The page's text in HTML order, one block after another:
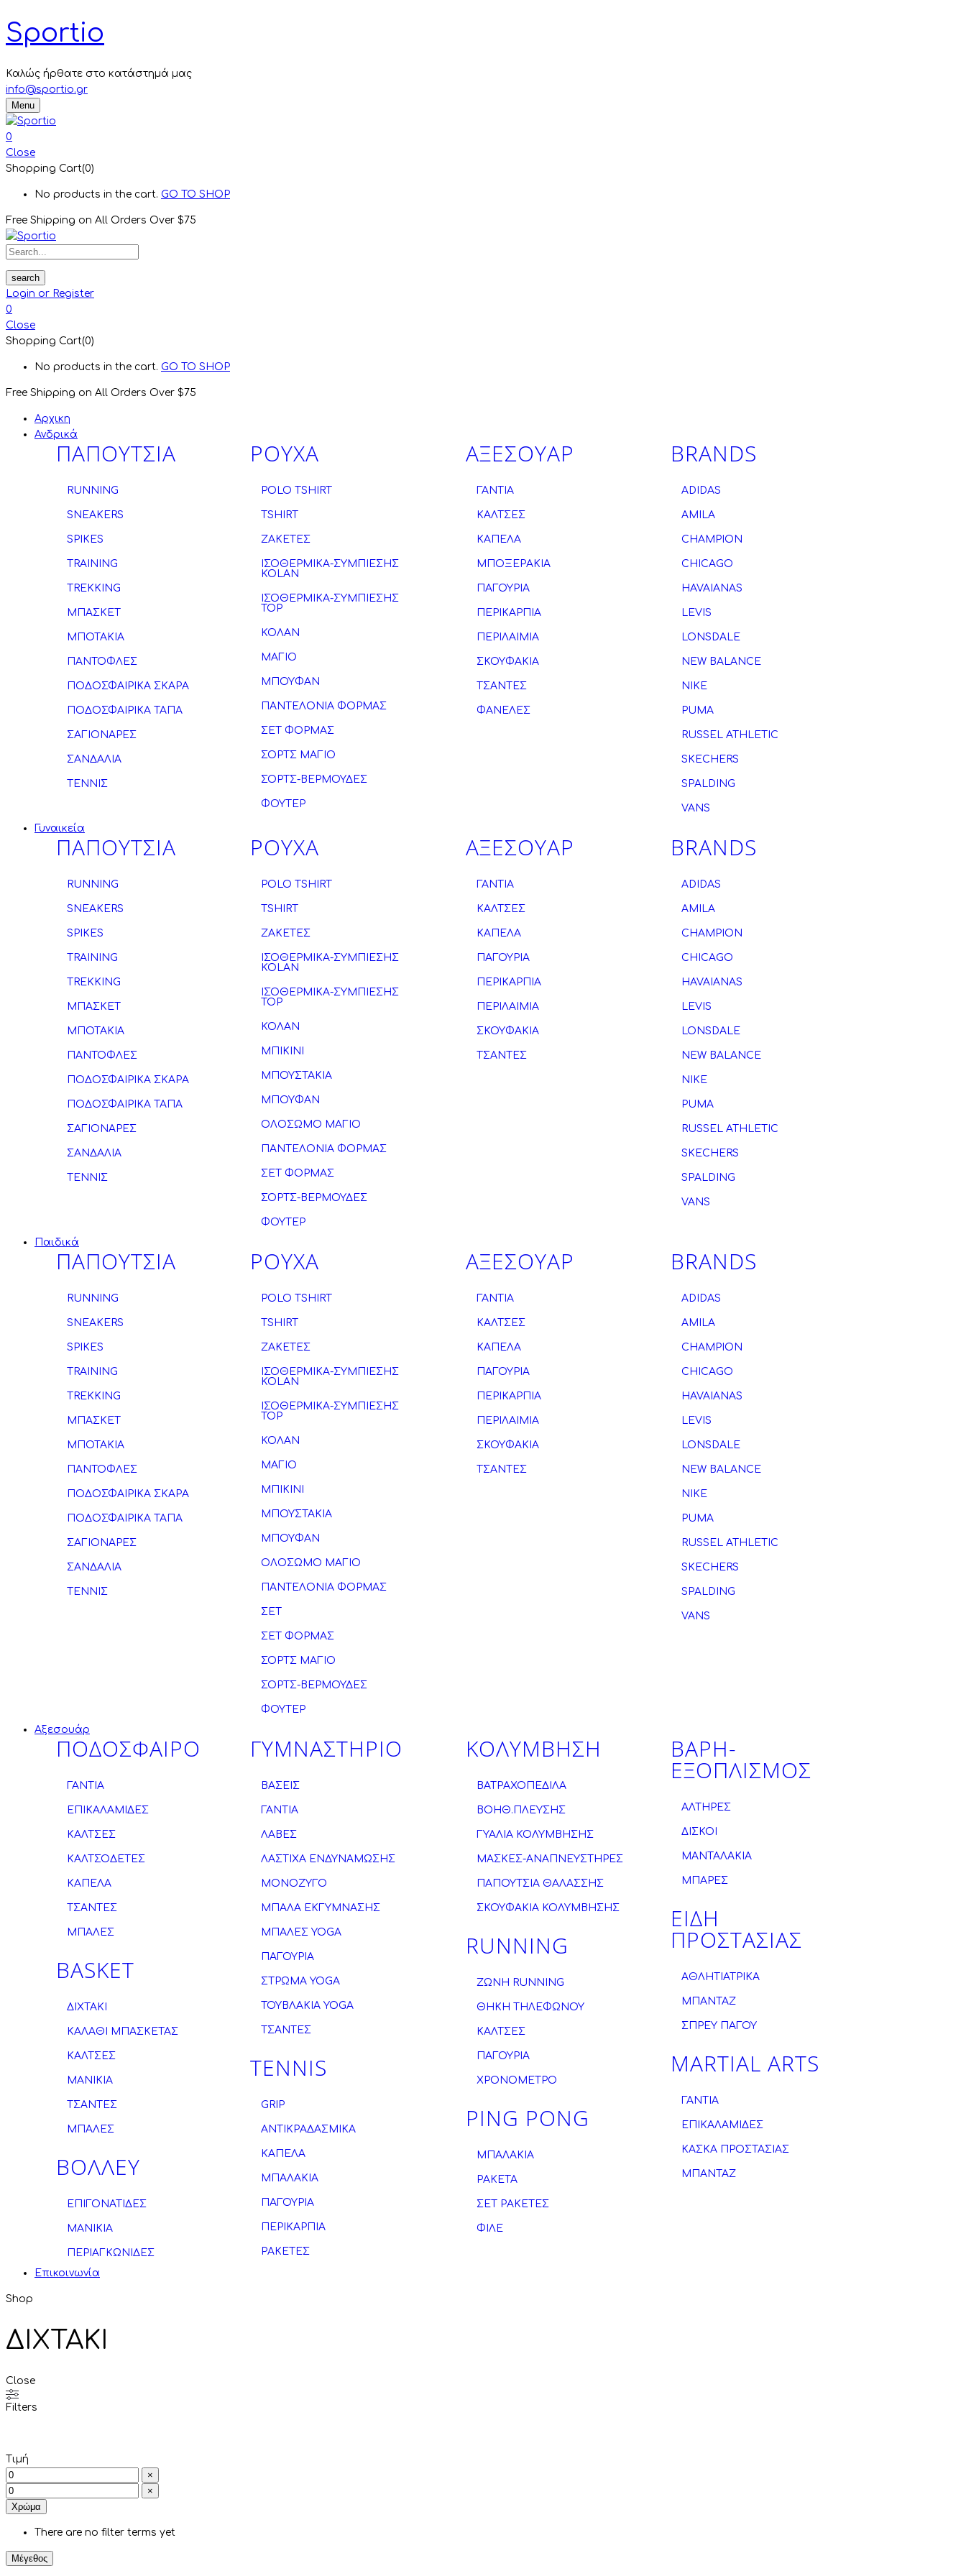
Sportio
Καλώς ήρθατε στο κατάστημά μας
info@sportio.gr
Menu
0
Close
Shopping Cart(0)
No products in the cart. GO TO SHOP
Free Shipping on All Orders Over $75
search
Login or Register
0
Close
Shopping Cart(0)
No products in the cart. GO TO SHOP
Free Shipping on All Orders Over $75
Αρχικη
Ανδρικά
ΠΑΠΟΥΤΣΙΑ
RUNNING
SNEAKERS
SPIKES
TRAINING
TREKKING
ΜΠΑΣΚΕΤ
ΜΠΟΤΑΚΙΑ
ΠΑΝΤΟΦΛΕΣ
ΠΟΔΟΣΦΑΙΡΙΚΑ ΣΚΑΡΑ
ΠΟΔΟΣΦΑΙΡΙΚΑ ΤΑΠΑ
ΣΑΓΙΟΝΑΡΕΣ
ΣΑΝΔΑΛΙΑ
ΤΕΝΝΙΣ
ΡΟΥΧΑ
POLO TSHIRT
TSHIRT
ΖΑΚΕΤΕΣ
ΙΣΟΘΕΡΜΙΚΑ-ΣΥΜΠΙΕΣΗΣ
KOLAN
ΙΣΟΘΕΡΜΙΚΑ-ΣΥΜΠΙΕΣΗΣ
TOP
ΚΟΛΑΝ
ΜΑΓΙΟ
ΜΠΟΥΦΑΝ
ΠΑΝΤΕΛΟΝΙΑ ΦΟΡΜΑΣ
ΣΕΤ ΦΟΡΜΑΣ
ΣΟΡΤΣ ΜΑΓΙΟ
ΣΟΡΤΣ-ΒΕΡΜΟΥΔΕΣ
ΦΟΥΤΕΡ
ΑΞΕΣΟΥΑΡ
ΓΑΝΤΙΑ
ΚΑΛΤΣΕΣ
ΚΑΠΕΛΑ
ΜΠΟΞΕΡΑΚΙΑ
ΠΑΓΟΥΡΙΑ
ΠΕΡΙΚΑΡΠΙΑ
ΠΕΡΙΛΑΙΜΙΑ
ΣΚΟΥΦΑΚΙΑ
ΤΣΑΝΤΕΣ
ΦΑΝΕΛΕΣ
BRANDS
ADIDAS
AMILA
CHAMPION
CHICAGO
HAVAIANAS
LEVIS
LONSDALE
NEW BALANCE
NIKE
PUMA
RUSSEL ATHLETIC
SKECHERS
SPALDING
VANS
Γυναικεία
ΠΑΠΟΥΤΣΙΑ
RUNNING
SNEAKERS
SPIKES
TRAINING
TREKKING
ΜΠΑΣΚΕΤ
ΜΠΟΤΑΚΙΑ
ΠΑΝΤΟΦΛΕΣ
ΠΟΔΟΣΦΑΙΡΙΚΑ ΣΚΑΡΑ
ΠΟΔΟΣΦΑΙΡΙΚΑ ΤΑΠΑ
ΣΑΓΙΟΝΑΡΕΣ
ΣΑΝΔΑΛΙΑ
ΤΕΝΝΙΣ
ΡΟΥΧΑ
POLO TSHIRT
TSHIRT
ΖΑΚΕΤΕΣ
ΙΣΟΘΕΡΜΙΚΑ-ΣΥΜΠΙΕΣΗΣ
KOLAN
ΙΣΟΘΕΡΜΙΚΑ-ΣΥΜΠΙΕΣΗΣ
TOP
ΚΟΛΑΝ
ΜΠΙΚΙΝΙ
ΜΠΟΥΣΤΑΚΙΑ
ΜΠΟΥΦΑΝ
ΟΛΟΣΩΜΟ ΜΑΓΙΟ
ΠΑΝΤΕΛΟΝΙΑ ΦΟΡΜΑΣ
ΣΕΤ ΦΟΡΜΑΣ
ΣΟΡΤΣ-ΒΕΡΜΟΥΔΕΣ
ΦΟΥΤΕΡ
ΑΞΕΣΟΥΑΡ
ΓΑΝΤΙΑ
ΚΑΛΤΣΕΣ
ΚΑΠΕΛΑ
ΠΑΓΟΥΡΙΑ
ΠΕΡΙΚΑΡΠΙΑ
ΠΕΡΙΛΑΙΜΙΑ
ΣΚΟΥΦΑΚΙΑ
ΤΣΑΝΤΕΣ
BRANDS
ADIDAS
AMILA
CHAMPION
CHICAGO
HAVAIANAS
LEVIS
LONSDALE
NEW BALANCE
NIKE
PUMA
RUSSEL ATHLETIC
SKECHERS
SPALDING
VANS
Παιδικά
ΠΑΠΟΥΤΣΙΑ
RUNNING
SNEAKERS
SPIKES
TRAINING
TREKKING
ΜΠΑΣΚΕΤ
ΜΠΟΤΑΚΙΑ
ΠΑΝΤΟΦΛΕΣ
ΠΟΔΟΣΦΑΙΡΙΚΑ ΣΚΑΡΑ
ΠΟΔΟΣΦΑΙΡΙΚΑ ΤΑΠΑ
ΣΑΓΙΟΝΑΡΕΣ
ΣΑΝΔΑΛΙΑ
ΤΕΝΝΙΣ
ΡΟΥΧΑ
POLO TSHIRT
TSHIRT
ΖΑΚΕΤΕΣ
ΙΣΟΘΕΡΜΙΚΑ-ΣΥΜΠΙΕΣΗΣ
KOLAN
ΙΣΟΘΕΡΜΙΚΑ-ΣΥΜΠΙΕΣΗΣ
TOP
ΚΟΛΑΝ
ΜΑΓΙΟ
ΜΠΙΚΙΝΙ
ΜΠΟΥΣΤΑΚΙΑ
ΜΠΟΥΦΑΝ
ΟΛΟΣΩΜΟ ΜΑΓΙΟ
ΠΑΝΤΕΛΟΝΙΑ ΦΟΡΜΑΣ
ΣΕΤ
ΣΕΤ ΦΟΡΜΑΣ
ΣΟΡΤΣ ΜΑΓΙΟ
ΣΟΡΤΣ-ΒΕΡΜΟΥΔΕΣ
ΦΟΥΤΕΡ
ΑΞΕΣΟΥΑΡ
ΓΑΝΤΙΑ
ΚΑΛΤΣΕΣ
ΚΑΠΕΛΑ
ΠΑΓΟΥΡΙΑ
ΠΕΡΙΚΑΡΠΙΑ
ΠΕΡΙΛΑΙΜΙΑ
ΣΚΟΥΦΑΚΙΑ
ΤΣΑΝΤΕΣ
BRANDS
ADIDAS
AMILA
CHAMPION
CHICAGO
HAVAIANAS
LEVIS
LONSDALE
NEW BALANCE
NIKE
PUMA
RUSSEL ATHLETIC
SKECHERS
SPALDING
VANS
Αξεσουάρ
ΠΟΔΟΣΦΑΙΡΟ
ΓΑΝΤΙΑ
ΕΠΙΚΑΛΑΜΙΔΕΣ
ΚΑΛΤΣΕΣ
ΚΑΛΤΣΟΔΕΤΕΣ
ΚΑΠΕΛΑ
ΤΣΑΝΤΕΣ
ΜΠΑΛΕΣ
BASKET
ΔΙΧΤΑΚΙ
ΚΑΛΑΘΙ ΜΠΑΣΚΕΤΑΣ
ΚΑΛΤΣΕΣ
ΜΑΝΙΚΙΑ
ΤΣΑΝΤΕΣ
ΜΠΑΛΕΣ
ΒΟΛΛΕΥ
ΕΠΙΓΟΝΑΤΙΔΕΣ
ΜΑΝΙΚΙΑ
ΠΕΡΙΑΓΚΩΝΙΔΕΣ
ΓΥΜΝΑΣΤΗΡΙΟ
ΒΑΣΕΙΣ
ΓΑΝΤΙΑ
ΛΑΒΕΣ
ΛΑΣΤΙΧΑ ΕΝΔΥΝΑΜΩΣΗΣ
ΜΟΝΟΖΥΓΟ
ΜΠΑΛΑ ΕΚΓΥΜΝΑΣΗΣ
ΜΠΑΛΕΣ YOGA
ΠΑΓΟΥΡΙΑ
ΣΤΡΩΜΑ YOGA
ΤΟΥΒΛΑΚΙΑ YOGA
ΤΣΑΝΤΕΣ
TENNIS
GRIP
ΑΝΤΙΚΡΑΔΑΣΜΙΚΑ
ΚΑΠΕΛΑ
ΜΠΑΛΑΚΙΑ
ΠΑΓΟΥΡΙΑ
ΠΕΡΙΚΑΡΠΙΑ
ΡΑΚΕΤΕΣ
ΚΟΛΥΜΒΗΣΗ
ΒΑΤΡΑΧΟΠΕΔΙΛΑ
ΒΟΗΘ.ΠΛΕΥΣΗΣ
ΓΥΑΛΙΑ ΚΟΛΥΜΒΗΣΗΣ
ΜΑΣΚΕΣ-ΑΝΑΠΝΕΥΣΤΗΡΕΣ
ΠΑΠΟΥΤΣΙΑ ΘΑΛΑΣΣΗΣ
ΣΚΟΥΦΑΚΙΑ ΚΟΛΥΜΒΗΣΗΣ
RUNNING
ZΩΝΗ RUNNING
ΘΗΚΗ ΤΗΛΕΦΩΝΟΥ
ΚΑΛΤΣΕΣ
ΠΑΓΟΥΡΙΑ
ΧΡΟΝΟΜΕΤΡΟ
PING PONG
ΜΠΑΛΑΚΙΑ
ΡΑΚΕΤΑ
ΣΕΤ ΡΑΚΕΤΕΣ
ΦΙΛΕ
ΒΑΡΗ-
ΕΞΟΠΛΙΣΜΟΣ
ΑΛΤΗΡΕΣ
ΔΙΣΚΟΙ
ΜΑΝΤΑΛΑΚΙΑ
ΜΠΑΡΕΣ
ΕΙΔΗ
ΠΡΟΣΤΑΣΙΑΣ
ΑΘΛΗΤΙΑΤΡΙΚΑ
ΜΠΑΝΤΑΖ
ΣΠΡΕΥ ΠΑΓΟΥ
MARTIAL ARTS
ΓΑΝΤΙΑ
ΕΠΙΚΑΛΑΜΙΔΕΣ
ΚΑΣΚΑ ΠΡΟΣΤΑΣΙΑΣ
ΜΠΑΝΤΑΖ
Επικοινωνία
Shop
ΔΙΧΤΑΚΙ
Close
Filters
Τιμή
×
×
Χρώμα
There are no filter terms yet
Μέγεθος